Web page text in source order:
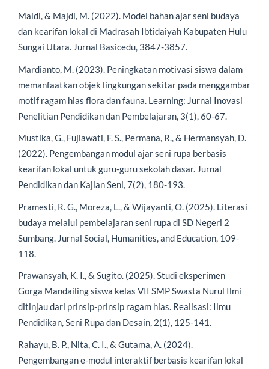
Maidi, & Majdi, M. (2022). Model bahan ajar seni budaya
dan kearifan lokal di Madrasah Ibtidaiyah Kabupaten Hulu
Sungai Utara. Jurnal Basicedu, 3847-3857.
Mardianto, M. (2023). Peningkatan motivasi siswa dalam
memanfaatkan objek lingkungan sekitar pada menggambar
motif ragam hias flora dan fauna. Learning: Jurnal Inovasi
Penelitian Pendidikan dan Pembelajaran, 3(1), 60-67.
Mustika, G., Fujiawati, F. S., Permana, R., & Hermansyah, D.
(2022). Pengembangan modul ajar seni rupa berbasis
kearifan lokal untuk guru-guru sekolah dasar. Jurnal
Pendidikan dan Kajian Seni, 7(2), 180-193.
Pramesti, R. G., Moreza, L., & Wijayanti, O. (2025). Literasi
budaya melalui pembelajaran seni rupa di SD Negeri 2
Sumbang. Jurnal Social, Humanities, and Education, 109-
118.
Prawansyah, K. I., & Sugito. (2025). Studi eksperimen
Gorga Mandailing siswa kelas VII SMP Swasta Nurul Ilmi
ditinjau dari prinsip-prinsip ragam hias. Realisasi: Ilmu
Pendidikan, Seni Rupa dan Desain, 2(1), 125-141.
Rahayu, B. P., Nita, C. I., & Gutama, A. (2024).
Pengembangan e-modul interaktif berbasis kearifan lokal